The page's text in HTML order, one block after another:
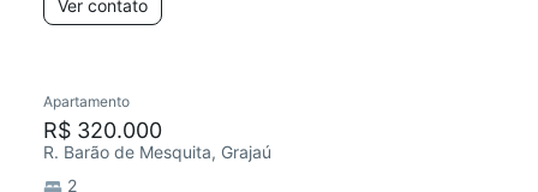
Ver contato
Redecorar
Apartamento
R$ 320.000
R. Barão de Mesquita, Grajaú
2